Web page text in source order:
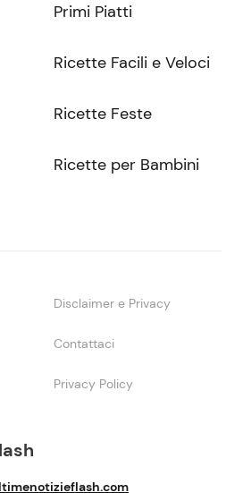
Primi Piatti
Ricette Facili e Veloci
Ricette Feste
Ricette per Bambini
Disclaimer e Privacy
Contattaci
Privacy Policy